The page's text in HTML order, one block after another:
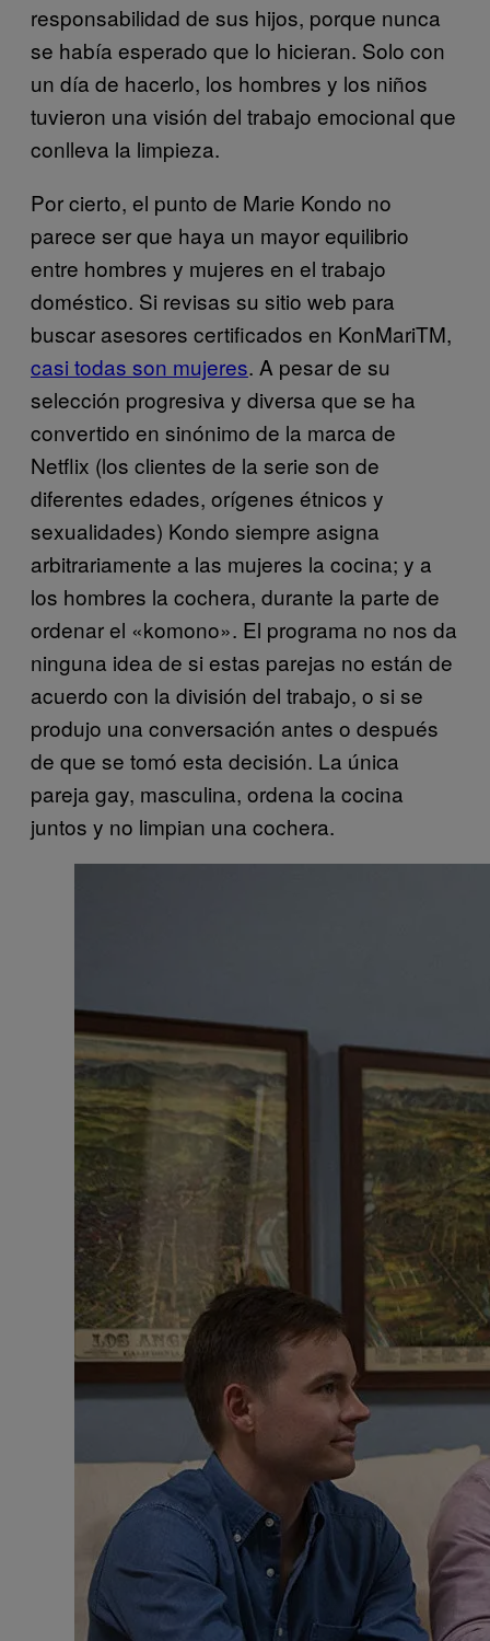
responsabilidad de sus hijos, porque nunca
se había esperado que lo hicieran. Solo con
un día de hacerlo, los hombres y los niños
tuvieron una visión del trabajo emocional que
conlleva la limpieza.
Por cierto, el punto de Marie Kondo no
parece ser que haya un mayor equilibrio
entre hombres y mujeres en el trabajo
doméstico. Si revisas su sitio web para
buscar asesores certificados en KonMariTM,
casi todas son mujeres. A pesar de su
selección progresiva y diversa que se ha
convertido en sinónimo de la marca de
Netflix (los clientes de la serie son de
diferentes edades, orígenes étnicos y
sexualidades) Kondo siempre asigna
arbitrariamente a las mujeres la cocina; y a
los hombres la cochera, durante la parte de
ordenar el «komono». El programa no nos da
ninguna idea de si estas parejas no están de
acuerdo con la división del trabajo, o si se
produjo una conversación antes o después
de que se tomó esta decisión. La única
pareja gay, masculina, ordena la cocina
juntos y no limpian una cochera.